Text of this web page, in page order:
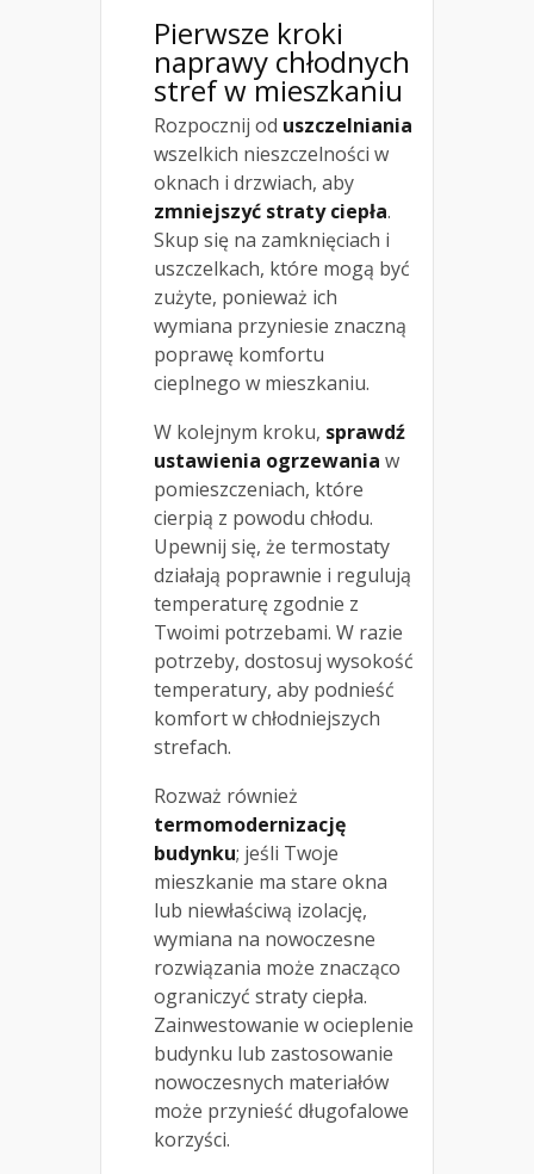
Pierwsze kroki
naprawy chłodnych
stref w mieszkaniu
Rozpocznij od uszczelniania
wszelkich nieszczelności w
oknach i drzwiach, aby
zmniejszyć straty ciepła.
Skup się na zamknięciach i
uszczelkach, które mogą być
zużyte, ponieważ ich
wymiana przyniesie znaczną
poprawę komfortu
cieplnego w mieszkaniu.
W kolejnym kroku, sprawdź
ustawienia ogrzewania w
pomieszczeniach, które
cierpią z powodu chłodu.
Upewnij się, że termostaty
działają poprawnie i regulują
temperaturę zgodnie z
Twoimi potrzebami. W razie
potrzeby, dostosuj wysokość
temperatury, aby podnieść
komfort w chłodniejszych
strefach.
Rozważ również
termomodernizację
budynku; jeśli Twoje
mieszkanie ma stare okna
lub niewłaściwą izolację,
wymiana na nowoczesne
rozwiązania może znacząco
ograniczyć straty ciepła.
Zainwestowanie w ocieplenie
budynku lub zastosowanie
nowoczesnych materiałów
może przynieść długofalowe
korzyści.